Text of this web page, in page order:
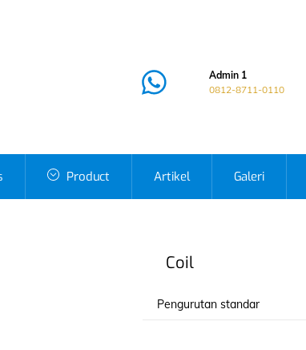
Product Artikel Galeri
Admin 1
0812-8711-0110
Coil